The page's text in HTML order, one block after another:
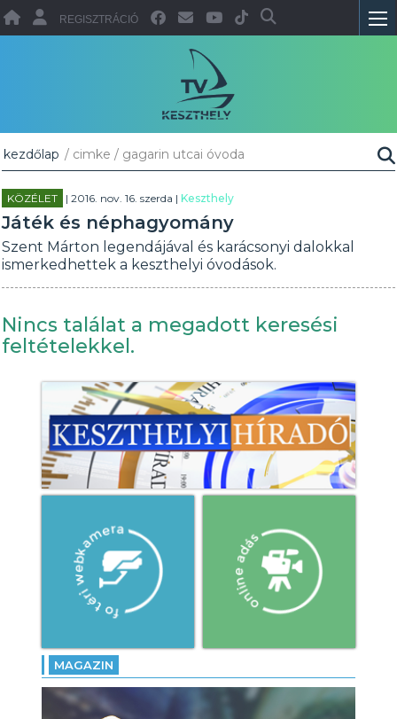
REGISZTRÁCIÓ
kezdőlap / cimke / gagarin utcai óvoda
KÖZÉLET | 2016. nov. 16. szerda |Keszthely
Játék és néphagyomány
Szent Márton legendájával és karácsonyi dalokkal
ismerkedhettek a keszthelyi óvodások.
Nincs találat a megadott keresési
feltételekkel.
MAGAZIN